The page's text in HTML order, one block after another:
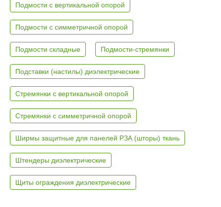
Подмости с вертикальной опорой
Подмости с симметричной опорой
Подмости складные Подмости-стремянки
Подставки (настилы) диэлектрические
Стремянки с вертикальной опорой
Стремянки с симметричной опорой
Ширмы защитные для панелей РЗА (шторы) ткань
Штендеры диэлектрические
Щиты ограждения диэлектрические